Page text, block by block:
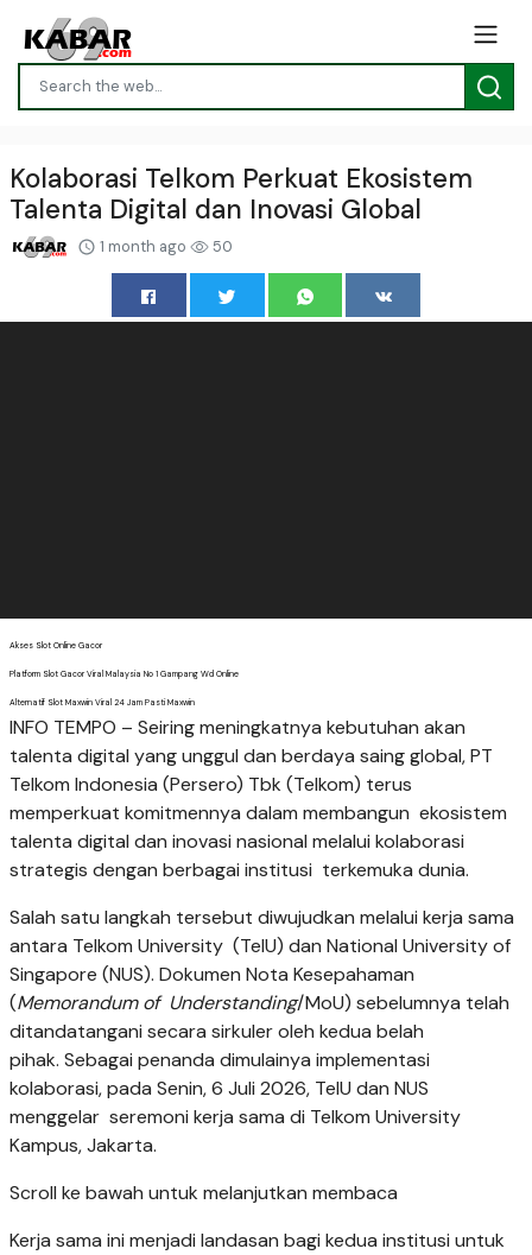
Kolaborasi Telkom Perkuat Ekosistem
Talenta Digital dan Inovasi Global
1 month ago 50
Akses Slot Online Gacor
Platform Slot Gacor Viral Malaysia No 1 Gampang Wd Online
Alternatif Slot Maxwin Viral 24 Jam Pasti Maxwin
INFO TEMPO – Seiring meningkatnya kebutuhan akan
talenta digital yang unggul dan berdaya saing global, PT
Telkom Indonesia (Persero) Tbk (Telkom) terus
memperkuat komitmennya dalam membangun ekosistem
talenta digital dan inovasi nasional melalui kolaborasi
strategis dengan berbagai institusi terkemuka dunia.
Salah satu langkah tersebut diwujudkan melalui kerja sama
antara Telkom University (TelU) dan National University of
Singapore (NUS). Dokumen Nota Kesepahaman
(Memorandum of Understanding/MoU) sebelumnya telah
ditandatangani secara sirkuler oleh kedua belah
pihak. Sebagai penanda dimulainya implementasi
kolaborasi, pada Senin, 6 Juli 2026, TelU dan NUS
menggelar seremoni kerja sama di Telkom University
Kampus, Jakarta.
Scroll ke bawah untuk melanjutkan membaca
Kerja sama ini menjadi landasan bagi kedua institusi untuk